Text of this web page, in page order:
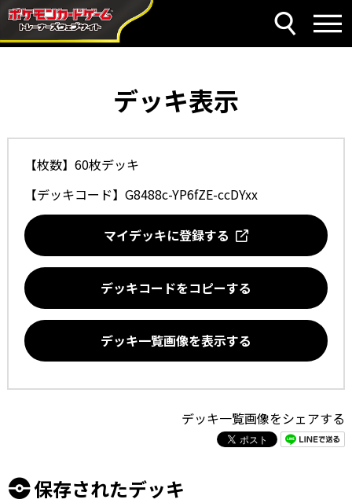
デッキ表示
【枚数】60枚デッキ
【デッキコード】 G8488c-YP6fZE-ccDYxx
マイデッキに登録する
デッキコードをコピーする
デッキ一覧画像を表示する
デッキ一覧画像をシェアする
保存されたデッキ